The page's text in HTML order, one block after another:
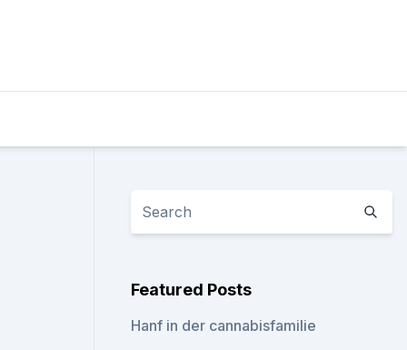
Featured Posts
Hanf in der cannabisfamilie